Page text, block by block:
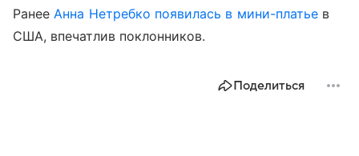
Ранее Анна Нетребко появилась в мини-платье в
США, впечатлив поклонников.
Поделиться